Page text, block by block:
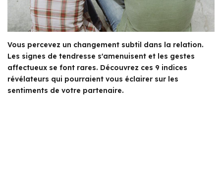
Vous percevez un changement subtil dans la relation.
Les signes de tendresse s'amenuisent et les gestes
affectueux se font rares. Découvrez ces 9 indices
révélateurs qui pourraient vous éclairer sur les
sentiments de votre partenaire.